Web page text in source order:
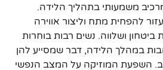
משמעותי בתהליך הלידה.
להפחית מתח וליצור אווירה
ושלווה. נשים רבות בוחרות
במהלך הלידה, דבר שמסייע להן
השפעת המוזיקה על המצב הנפשי